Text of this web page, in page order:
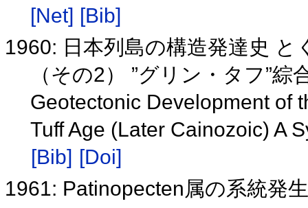
[Net] [Bib]
1960: 日本列島の構造発達史
（その2） ”グリン・タフ”
Geotectonic Development of
Tuff Age (Later Cainozoic) A
[Bib] [Doi]
1961: Patinopecten属の系統発